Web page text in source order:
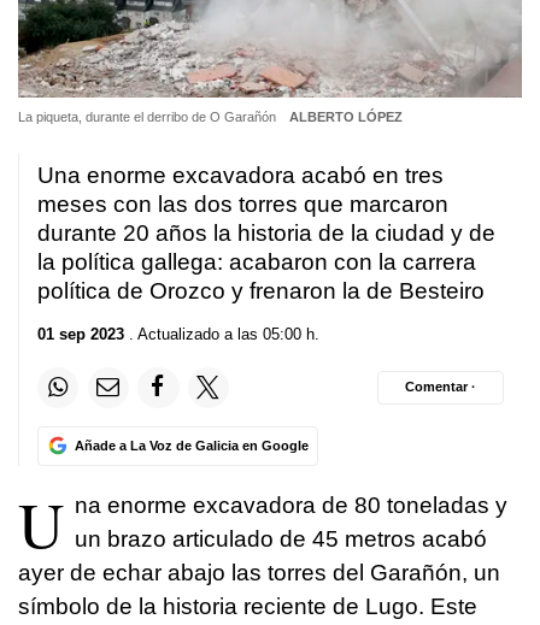
La piqueta, durante el derribo de O Garañón ALBERTO LÓPEZ
Una enorme excavadora acabó en tres
meses con las dos torres que marcaron
durante 20 años la historia de la ciudad y de
la política gallega: acabaron con la carrera
política de Orozco y frenaron la de Besteiro
01 sep 2023 . Actualizado a las 05:00 h.
Añade a La Voz de Galicia en Google
Comentar ·
U na enorme excavadora de 80 toneladas y
un brazo articulado de 45 metros acabó
ayer de echar abajo las torres del Garañón, un
símbolo de la historia reciente de Lugo. Este